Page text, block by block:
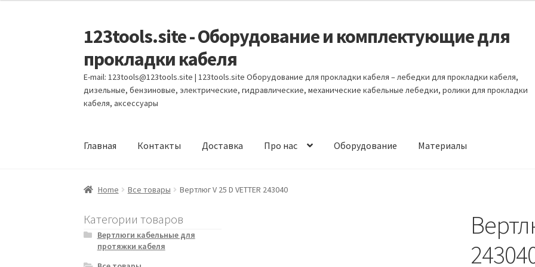
Перейти
к
навигации
Перейти
к
содержимому
123tools.site - Оборудование и комплектующие для
прокладки кабеля
E-mail: 123tools@123tools.site | 123tools.site Оборудование для прокладки кабеля – лебедки для прокладки кабеля,
дизельные, бензиновые, электрические, гидравлические, механические кабельные лебедки, ролики для прокладки
кабеля, аксессуары
Главная Контакты Доставка Про нас Оборудование Материалы
Главная Автономные кабельные лебедкиАкции
Вертлюги кабельные для протяжки кабеля
Гидравлические кабельные траншейные лебедки 10 тонн
Home Все товары Вертлюг V 25 D VETTER 243040
Категории товаров
Вертлюги кабельные для
протяжки кабеля